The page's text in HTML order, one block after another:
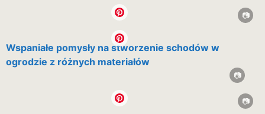
Wspaniałe pomysły na stworzenie schodów w
ogrodzie z różnych materiałów